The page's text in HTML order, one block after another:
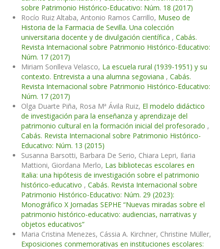
sobre Patrimonio Histórico-Educativo: Núm. 18 (2017)
Rocío Ruiz Altaba, Antonio Ramos Carrillo, Museo de
Historia de la Farmacia de Sevilla. Una colección
universitaria docente y de divulgación científica , Cabás.
Revista Internacional sobre Patrimonio Histórico-Educativo:
Núm. 17 (2017)
Miriam Sonlleva Velasco, La escuela rural (1939-1951) y su
contexto. Entrevista a una alumna segoviana , Cabás.
Revista Internacional sobre Patrimonio Histórico-Educativo:
Núm. 17 (2017)
Olga Duarte Piña, Rosa Mª Ávila Ruiz, El modelo didáctico
de investigación para la enseñanza y aprendizaje del
patrimonio cultural en la formación inicial del profesorado ,
Cabás. Revista Internacional sobre Patrimonio Histórico-
Educativo: Núm. 13 (2015)
Susanna Barsotti, Barbara De Serio, Chiara Lepri, Ilaria
Mattioni, Giordana Merlo, Las bibliotecas escolares en
Italia: una hipótesis de investigación sobre el patrimonio
histórico-educativo , Cabás. Revista Internacional sobre
Patrimonio Histórico-Educativo: Núm. 29 (2023):
Monográfico X Jornadas SEPHE “Nuevas miradas sobre el
patrimonio histórico-educativo: audiencias, narrativas y
objetos educativos”
Maria Cristina Menezes, Cássia A. Kirchner, Christine Müller,
Exposiciones conmemorativas en instituciones escolares: